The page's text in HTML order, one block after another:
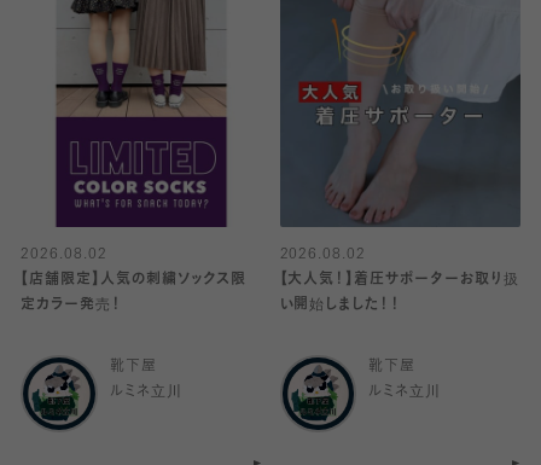
2026.08.02
【店舗限定】人気の刺繍ソックス限
定カラー発売！
靴下屋
ルミネ立川
2026.08.02
【大人気！】着圧サポーターお取り扱
い開始しました！！
靴下屋
ルミネ立川